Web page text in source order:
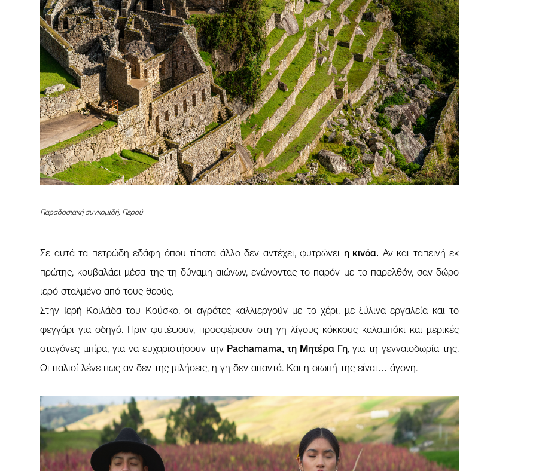
Παραδοσιακή συγκομιδή, Περού
Σε αυτά τα πετρώδη εδάφη όπου τίποτα άλλο δεν αντέχει, φυτρώνει η κινόα. Αν και ταπεινή εκ
πρώτης, κουβαλάει μέσα της τη δύναμη αιώνων, ενώνοντας το παρόν με το παρελθόν, σαν δώρο
ιερό σταλμένο από τους θεούς.
Στην Ιερή Κοιλάδα του Κούσκο, οι αγρότες καλλιεργούν με το χέρι, με ξύλινα εργαλεία και το
φεγγάρι για οδηγό. Πριν φυτέψουν, προσφέρουν στη γη λίγους κόκκους καλαμπόκι και μερικές
σταγόνες μπίρα, για να ευχαριστήσουν τηνPachamama, τη Μητέρα Γη, για τη γενναιοδωρία της.
Οι παλιοί λένε πως αν δεν της μιλήσεις, η γη δεν απαντά. Και η σιωπή της είναι… άγονη.